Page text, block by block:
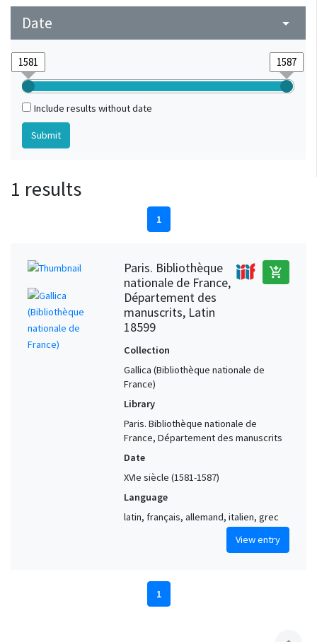
Date arrow_drop_down
Include results without date
1 results
1
Paris. Bibliothèque
nationale de France,
Département des
manuscrits, Latin
18599
add_shopping_cart
Collection
Gallica (Bibliothèque nationale de
France)
Library
Paris. Bibliothèque nationale de
France, Département des manuscrits
Date
XVIe siècle (1581-1587)
Language
latin, français, allemand, italien, grec
View entry
1